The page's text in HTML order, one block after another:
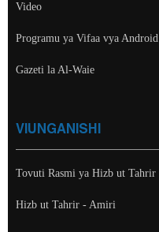
Video
Programu ya Vifaa vya Android
Gazeti la Al-Waie
VIUNGANISHI
Tovuti Rasmi ya Hizb ut Tahrir
Hizb ut Tahrir - Amiri